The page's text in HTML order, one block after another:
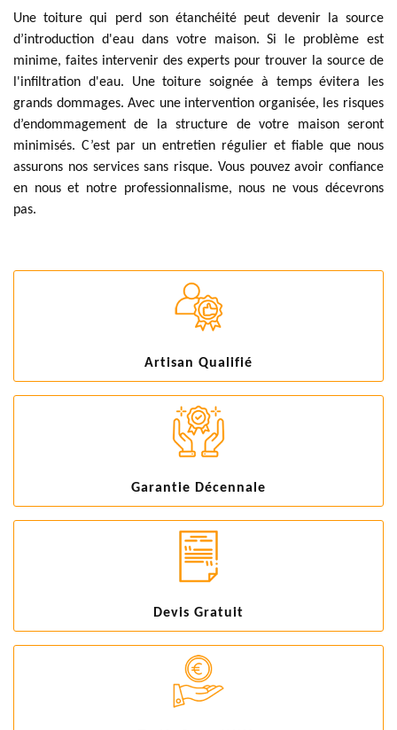
Une toiture qui perd son étanchéité peut devenir la source
d’introduction d'eau dans votre maison. Si le problème est
minime, faites intervenir des experts pour trouver la source de
l'infiltration d'eau. Une toiture soignée à temps évitera les
grands dommages. Avec une intervention organisée, les risques
d’endommagement de la structure de votre maison seront
minimisés. C’est par un entretien régulier et fiable que nous
assurons nos services sans risque. Vous pouvez avoir confiance
en nous et notre professionnalisme, nous ne vous décevrons
pas.
Artisan Qualifié
Garantie Décennale
Devis Gratuit